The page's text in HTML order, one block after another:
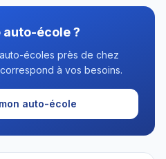
auto-école ?
écoles près de chez
à vos besoins.
auto-école